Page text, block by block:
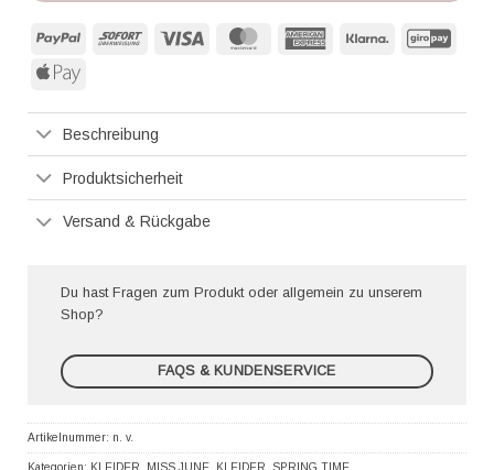
PayPal Sofort MasterCard American
Klarna
Apple
Beschreibung
Produktsicherheit
Versand & Rückgabe
Du hast Fragen zum Produkt oder allgemein zu unserem
Shop?
FAQS & KUNDENSERVICE
Artikelnummer: n. v.
Kategorien: KLEIDER MISS JUNE KLEIDER SPRING TIME